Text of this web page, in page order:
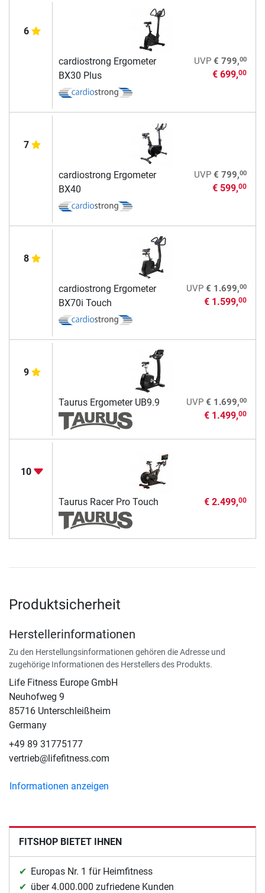
6
cardiostrong Ergometer
BX30 Plus
UVP € 799,00
€ 699,00
7
cardiostrong Ergometer
BX40
UVP € 799,00
€ 599,00
8
cardiostrong Ergometer
BX70i Touch
UVP € 1.699,00
€ 1.599,00
9
Taurus Ergometer UB9.9 UVP € 1.699,00
€ 1.499,00
10
Taurus Racer Pro Touch € 2.499,00
Produktsicherheit
Herstellerinformationen
Zu den Herstellungsinformationen gehören die Adresse und
zugehörige Informationen des Herstellers des Produkts.
Life Fitness Europe GmbH
Neuhofweg 9
85716 Unterschleißheim
Germany
+49 89 31775177
vertrieb@lifefitness.com
Informationen anzeigen
FITSHOP BIETET IHNEN
Europas Nr. 1 für Heimfitness
über 4.000.000 zufriedene Kunden